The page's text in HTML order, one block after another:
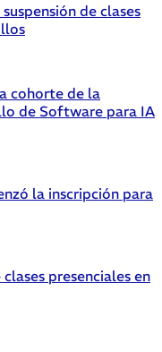
de clases
cohorte de la
de Software para IA
la inscripción para
presenciales en